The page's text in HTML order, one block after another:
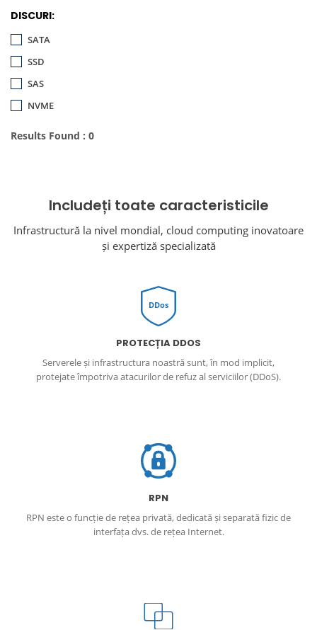
DISCURI:
SATA
SSD
SAS
NVME
Results Found : 0
Includeți toate caracteristicile
Infrastructură la nivel mondial, cloud computing inovatoare
și expertiză specializată
DDos
PROTECȚIA DDOS
Serverele și infrastructura noastră sunt, în mod implicit,
protejate împotriva atacurilor de refuz al serviciilor (DDoS).
RPN
RPN este o funcție de rețea privată, dedicată și separată fizic de
interfața dvs. de rețea Internet.